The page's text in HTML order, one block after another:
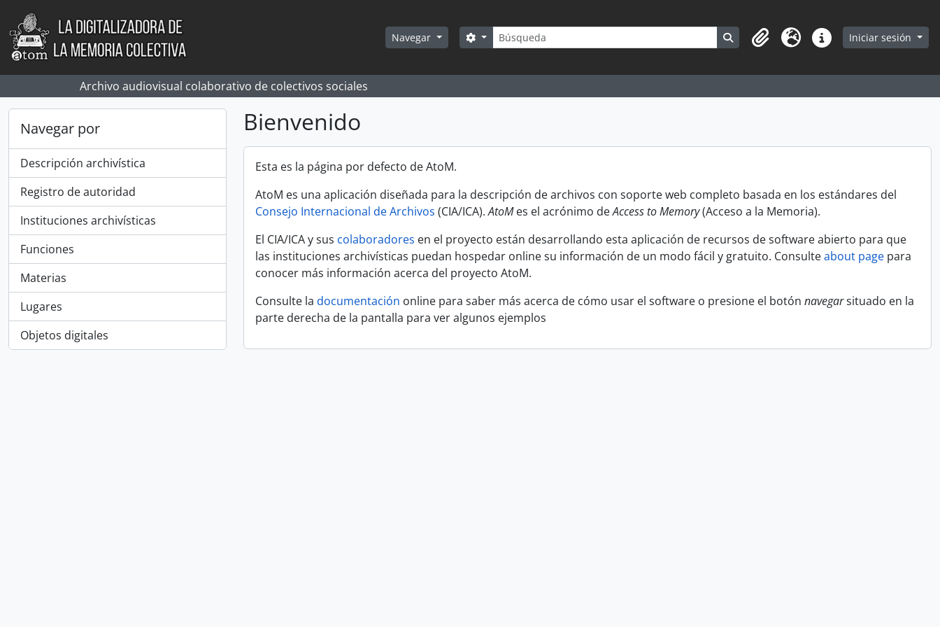
Skip to main content
Navegar Búsqueda
Search options Search in browse page
Portapapeles
Idioma Enlaces rápidos
Iniciar sesión
Archivo audiovisual colaborativo de colectivos sociales
Navegar por
Descripción archivística
Registro de autoridad
Instituciones archivísticas
Funciones
Materias
Lugares
Objetos digitales
Bienvenido
Esta es la página por defecto de AtoM.
AtoM es una aplicación diseñada para la descripción de archivos con soporte web completo basada en los estándares del
Consejo Internacional de Archivos (CIA/ICA).AtoMes el acrónimo deAccess to Memory(Acceso a la Memoria).
El CIA/ICA y sus colaboradores en el proyecto están desarrollando esta aplicación de recursos de software abierto para que
las instituciones archivísticas puedan hospedar online su información de un modo fácil y gratuito. Consulteabout page para
conocer más información acerca del proyecto AtoM.
Consulte la documentación online para saber más acerca de cómo usar el software o presione el botón navegarsituado en la
parte derecha de la pantalla para ver algunos ejemplos